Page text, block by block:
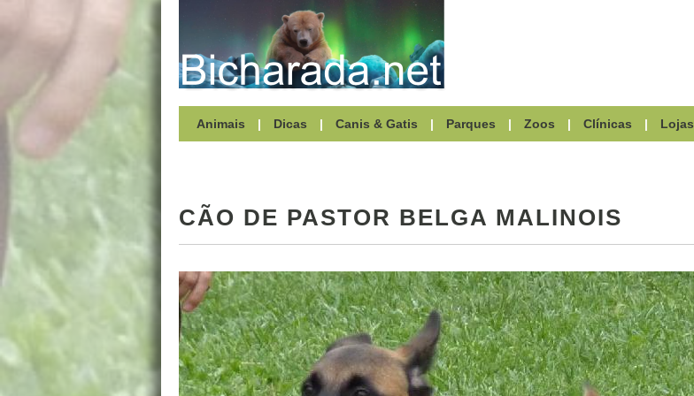
Animais | Dicas | Canis & Gatis | Parques | Zoos | Clínicas | Lojas
CÃO DE PASTOR BELGA MALINOIS